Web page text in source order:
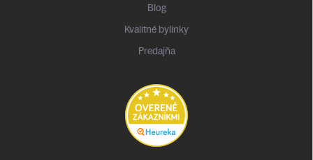
Blog
Kvalitné bylinky
Predajňa